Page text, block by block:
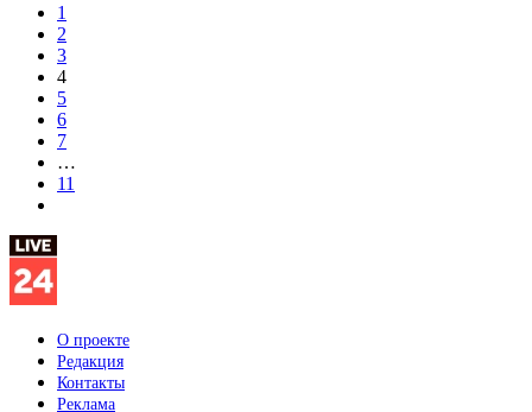
1
2
3
4
5
6
7
…
11
О проекте
Редакция
Контакты
Реклама